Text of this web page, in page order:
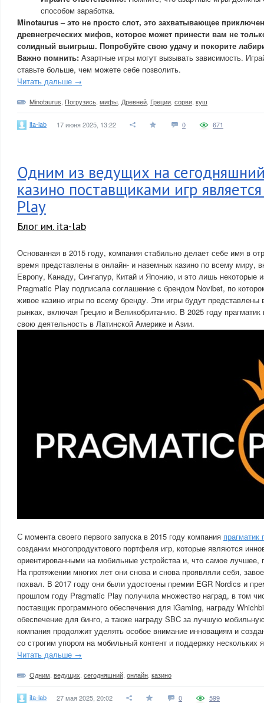
способом заработка.
Minotaurus – это не просто слот, это захватывающее
древнегреческих мифов, которое может принести вам не
солидный выигрыш. Попробуйте свою удачу и покорите
Важно помнить: Азартные игры могут вызывать зависимость.
ставьте больше, чем можете себе позволить.
Читать дальше →
Minotaurus Погрузись мифы Древней Греции сорви куш
ita-lab 17 июня 2025, 13:22 0 671
Одним из ведущих на
казино поставщиками игр
Play
Блог им. ita-lab
Основанная в 2015 году, компания стабильно делает себе имя в
время представлены в онлайн- и наземных казино по всему миру,
Европу, Канаду, Сингапур, Китай и Японию, и это лишь некоторые
Pragmatic Play подписала соглашение с брендом Novibet, по
живое казино игры по всему бренду. Эти игры будут представлены
рынках, включая Грецию и Великобританию. В 2025 году
свою деятельность в Латинской Америке и Азии.
С момента своего первого запуска в 2015 году компания прагматик
создании многопродуктового портфеля игр, которые являются
ориентированными на мобильные устройства и, что самое
На протяжении многих лет они снова и снова проявляли себя,
похвал. В 2017 году они были удостоены премии EGR Nordics и
прошлом году Pragmatic Play получила множество наград, в том
поставщик программного обеспечения для iGaming, награду
обеспечение для бинго, а также награду SBC за лучшую
компания продолжит уделять особое внимание инновациям и
со строгим упором на мобильный контент и поддержку нескольких
Читать дальше →
Одним ведущих сегодняшний онлайн казино
ita-lab 27 мая 2025, 20:02 0 599